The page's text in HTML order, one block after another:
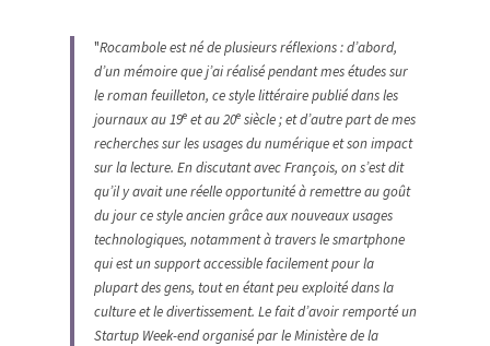
"Rocambole est né de plusieurs réflexions : d’abord,
d’un mémoire que j’ai réalisé pendant mes études sur
le roman feuilleton, ce style littéraire publié dans les
journaux au 19e et au 20e siècle ; et d’autre part de mes
recherches sur les usages du numérique et son impact
sur la lecture. En discutant avec François, on s’est dit
qu’il y avait une réelle opportunité à remettre au goût
du jour ce style ancien grâce aux nouveaux usages
technologiques, notamment à travers le smartphone
qui est un support accessible facilement pour la
plupart des gens, tout en étant peu exploité dans la
culture et le divertissement. Le fait d’avoir remporté un
Startup Week-end organisé par le Ministère de la